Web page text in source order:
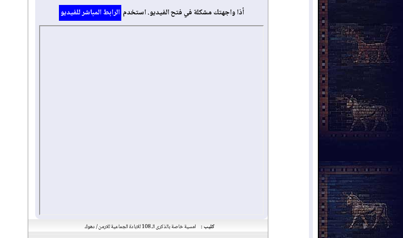
أذا واجهتك مشكلة في فتح الفيديو. استخدم الرابط المباشر للفيديو
امسية خاصة بالذكرى الـ 108 للابادة الجماعية للارمن / دهوك كليب :